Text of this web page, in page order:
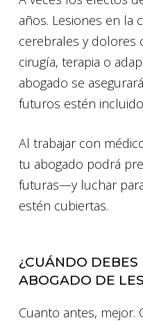
años. Lesiones en la
cerebrales y dolores
cirugía, terapia o
abogado se
futuros estén
Al trabajar con
tu abogado podrá
futuras—y luchar
estén cubiertas.
¿CUÁNDO
ABOGADO DE
Cuanto antes,